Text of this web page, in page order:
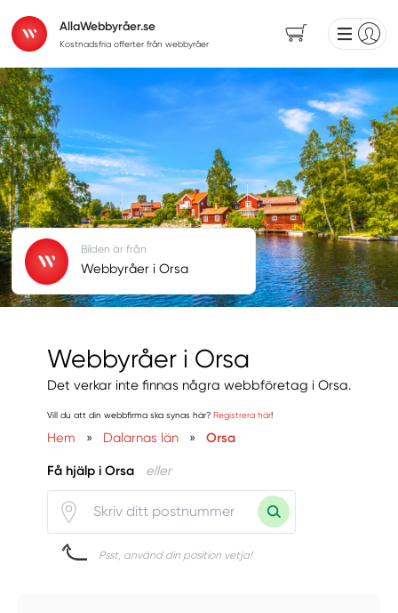
AllaWebbyråer.se
Kostnadsfria offerter från webbyråer
Webbyråer i Orsa
Det verkar inte finnas några webbföretag i Orsa.
Vill du att din webbfirma ska synas här? Registrera här!
Hem » Dalarnas län » Orsa
Få hjälp i Orsa eller
Psst, använd din position vetja!
Bilden är från
Webbyråer i Orsa